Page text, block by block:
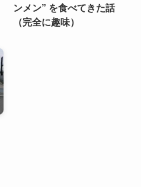
ンメン” を食べてきた話
（完全に趣味）